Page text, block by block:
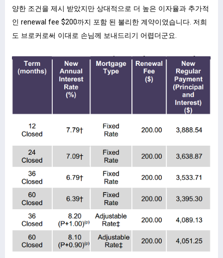
양한 조건을 제시 받았지만 상대적으로 더 높은 이자율과 추가적
인 renewal fee $200까지 포함 된 불리한 계약이였습니다. 저희
도 브로커로써 이대로 손님께 보내드리기 어렵더군요.